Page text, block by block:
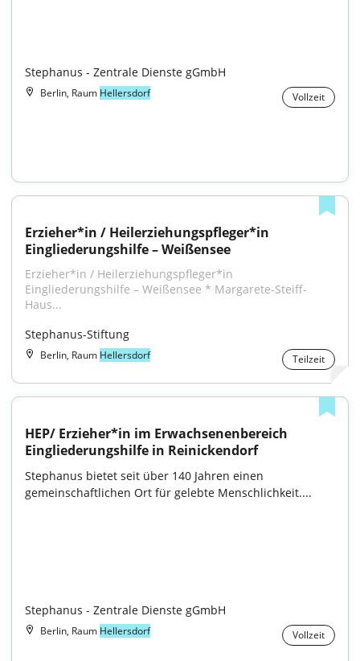
Stephanus - Zentrale Dienste gGmbH
Berlin, Raum Hellersdorf Vollzeit
Erzieher*in / Heilerziehungspfleger*in
Eingliederungshilfe – Weißensee
Erzieher*in / Heilerziehungspfleger*in
Eingliederungshilfe – Weißensee * Margarete-Steiff-
Haus...
Stephanus-Stiftung
Berlin, Raum Hellersdorf Teilzeit
HEP/ Erzieher*in im Erwachsenenbereich
Eingliederungshilfe in Reinickendorf
Stephanus bietet seit über 140 Jahren einen
gemeinschaftlichen Ort für gelebte Menschlichkeit....
Stephanus - Zentrale Dienste gGmbH
Berlin, Raum Hellersdorf Vollzeit